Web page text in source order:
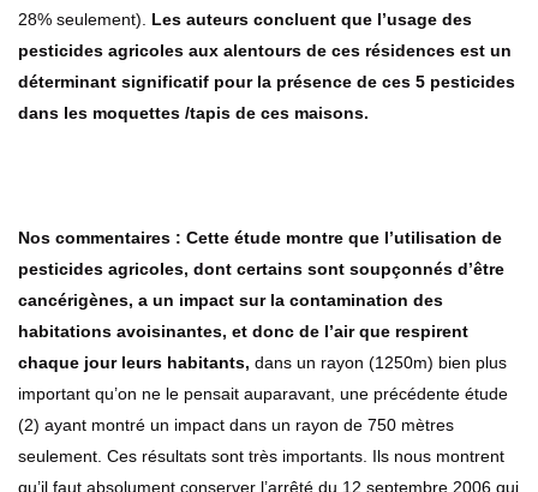
28% seulement). Les auteurs concluent que l’usage des
pesticides agricoles aux alentours de ces résidences est un
déterminant significatif pour la présence de ces 5 pesticides
dans les moquettes /tapis de ces maisons.
Nos commentaires : Cette étude montre que l’utilisation de
pesticides agricoles, dont certains sont soupçonnés d’être
cancérigènes, a un impact sur la contamination des
habitations avoisinantes, et donc de l’air que respirent
chaque jour leurs habitants, dans un rayon (1250m) bien plus
important qu’on ne le pensait auparavant, une précédente étude
(2) ayant montré un impact dans un rayon de 750 mètres
seulement. Ces résultats sont très importants. Ils nous montrent
qu’il faut absolument conserver l’arrêté du 12 septembre 2006 qui